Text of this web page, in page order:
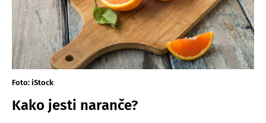
Foto: iStock
Kako jesti naranče?